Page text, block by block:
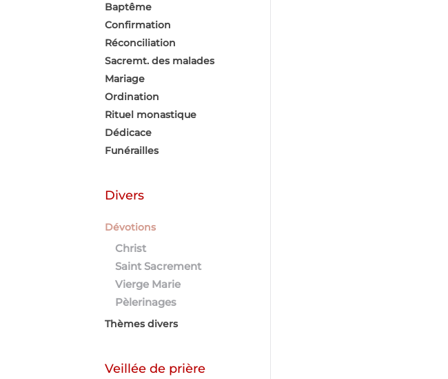
Baptême
Confirmation
Réconciliation
Sacremt. des malades
Mariage
Ordination
Rituel monastique
Dédicace
Funérailles
Divers
Dévotions
Christ
Saint Sacrement
Vierge Marie
Pèlerinages
Thèmes divers
Veillée de prière